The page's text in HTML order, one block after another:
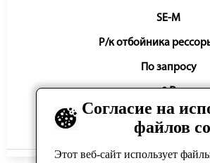
SE-M
Р/к отбойника
По запросу
0 ₽
Нет в наличии
Согласие на
файлов
Этот веб-сайт использует